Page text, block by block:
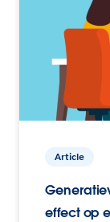
Article
effect op